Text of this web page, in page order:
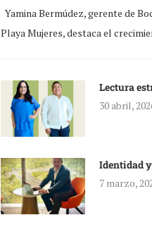
Yamina Bermúdez, gerente de
Playa Mujeres, destaca el
Lectura
30 abril,
Identidad
7 marzo,